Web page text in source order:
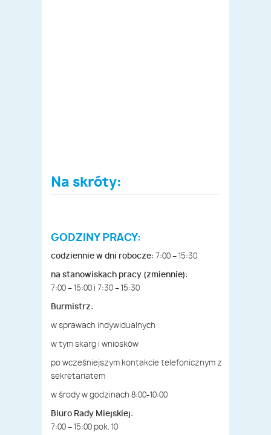
Na skróty:
GODZINY PRACY:
codziennie w dni robocze: 7:00 – 15:30
na stanowiskach pracy (zmiennie):
7:00 – 15:00 i 7:30 – 15:30
Burmistrz:
w sprawach indywidualnych
w tym skarg i wniosków
po wcześniejszym kontakcie telefonicznym z
sekretariatem
w środy w godzinach 8:00-10:00
Biuro Rady Miejskiej:
7:00 – 15:00 pok. 10